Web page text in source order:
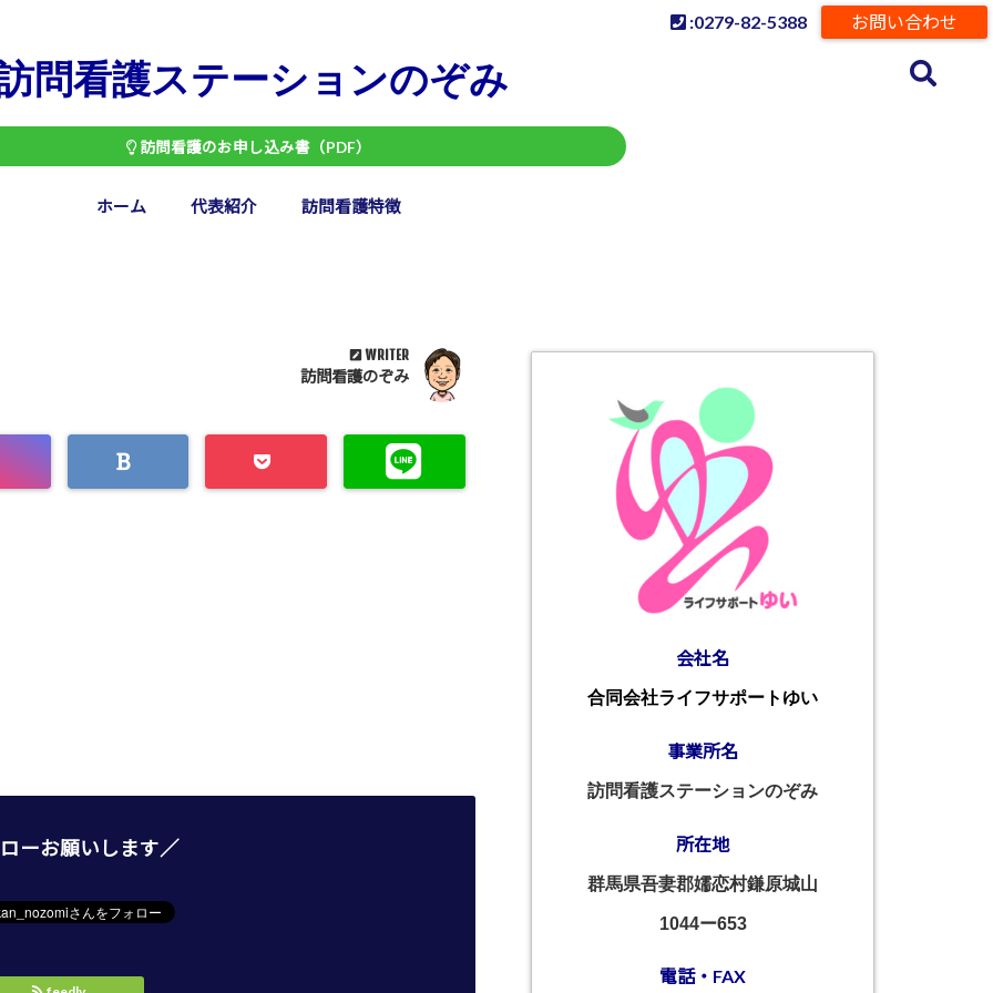
お問い合わせ
:0279-82-5388
問看護ステーションのぞみ
訪問看護のお申し込み書（PDF）
ホーム 代表紹介 訪問看護特徴
WRITER
訪問看護のぞみ
ーお願いします／
会社名
合同会社ライフサポートゆい
事業所名
訪問看護ステーションのぞみ
所在地
群馬県吾妻郡嬬恋村鎌原城山
1044ー653
電話・FAX